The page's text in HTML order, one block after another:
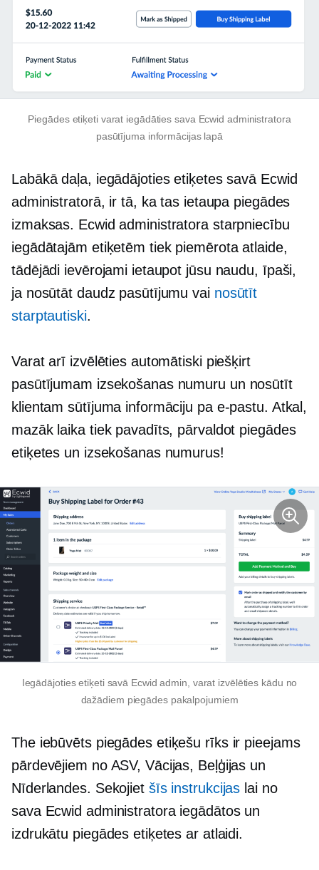
Piegādes etiķeti varat iegādāties sava Ecwid administratora
pasūtījuma informācijas lapā
Labākā daļa, iegādājoties etiķetes savā Ecwid
administratorā, ir tā, ka tas ietaupa piegādes
izmaksas. Ecwid administratora starpniecību
iegādātajām etiķetēm tiek piemērota atlaide,
tādējādi ievērojami ietaupot jūsu naudu, īpaši,
ja nosūtāt daudz pasūtījumu vai nosūtīt
starptautiski.
Varat arī izvēlēties automātiski piešķirt
pasūtījumam izsekošanas numuru un nosūtīt
klientam sūtījuma informāciju pa e-pastu. Atkal,
mazāk laika tiek pavadīts, pārvaldot piegādes
etiķetes un izsekošanas numurus!
Iegādājoties etiķeti savā Ecwid admin, varat izvēlēties kādu no
dažādiem piegādes pakalpojumiem
The iebūvētspiegādes etiķešu rīks ir pieejams
pārdevējiem no ASV, Vācijas, Beļģijas un
Nīderlandes. Sekojiet šīs instrukcijas lai no
sava Ecwid administratora iegādātos un
izdrukātu piegādes etiķetes ar atlaidi.